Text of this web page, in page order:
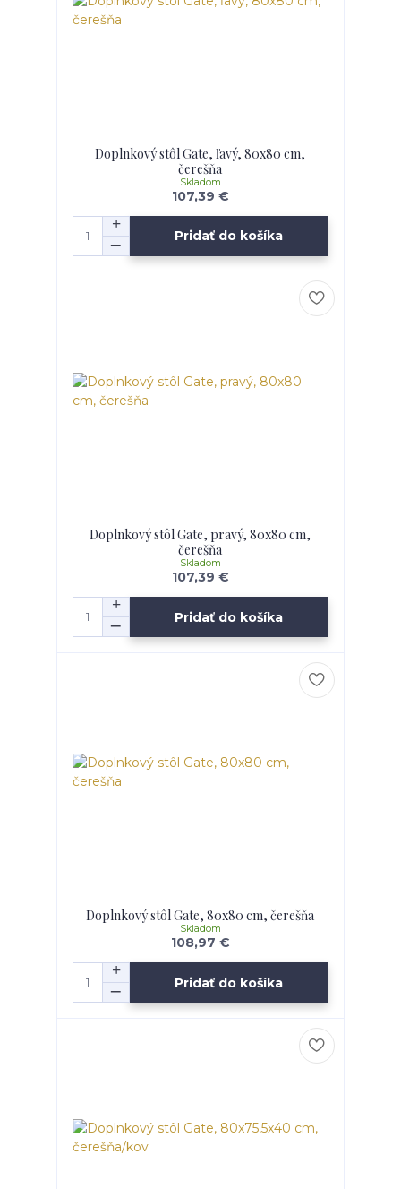
Doplnkový stôl Gate, ľavý, 80x80 cm,
čerešňa
107,39 €
Skladom
Pridať do košíka
Doplnkový stôl Gate, pravý, 80x80 cm,
čerešňa
107,39 €
Skladom
Pridať do košíka
Doplnkový stôl Gate, 80x80 cm, čerešňa
108,97 €
Skladom
Pridať do košíka